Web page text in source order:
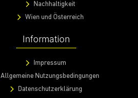
Nachhaltigkeit
Wien und Österreich
Information
Impressum
Allgemeine Nutzungsbedingungen
Datenschutzerklärung